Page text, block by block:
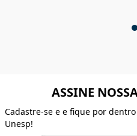
ASSINE
Cadastre-se e e fique por
Unesp!